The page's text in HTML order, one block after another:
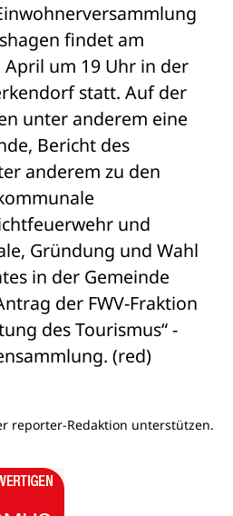
findet am
um 19 Uhr in der
statt. Auf der
unter anderem eine
Bericht des
anderem zu den
und
Gründung und Wahl
in der Gemeinde
der FWV-Fraktion
des Tourismus“ -
(red)
reporter-Redaktion unterstützen.